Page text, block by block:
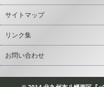
サイトマップ
リンク集
お問い合わせ